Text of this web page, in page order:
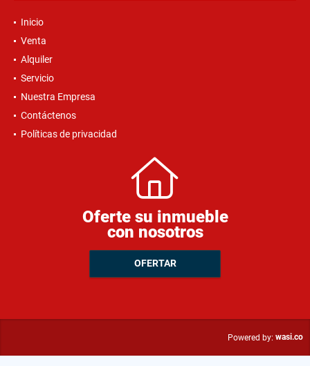
Inicio
Venta
Alquiler
Servicio
Nuestra Empresa
Contáctenos
Políticas de privacidad
Oferte su inmueble
con nosotros
OFERTAR
Powered by: wasi.co